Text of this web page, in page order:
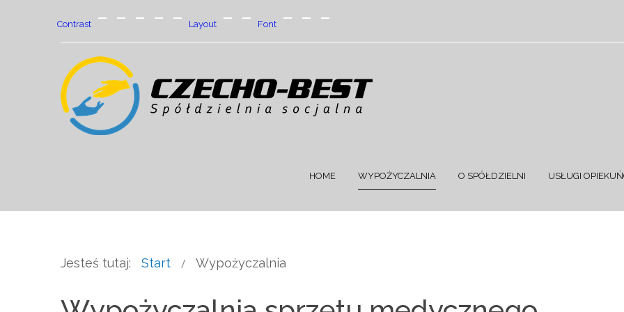
Contrast PLG_SYSTEM_JMFRAMEWORK_CONFIG_HIGH_CONTRAST1_LABEL
PLG_SYSTEM_JMFRAMEWORK_CONFIG_HIGH_CONTRAST2_LABEL
PLG_SYSTEM_JMFRAMEWORK_CONFIG_HIGH_CONTRAST3_LABEL
Layout
Wide
Font
HOME WYPOŻYCZALNIA O SPÓŁDZIELNI USŁUGI
Jesteś tutaj: Start Wypożyczalnia